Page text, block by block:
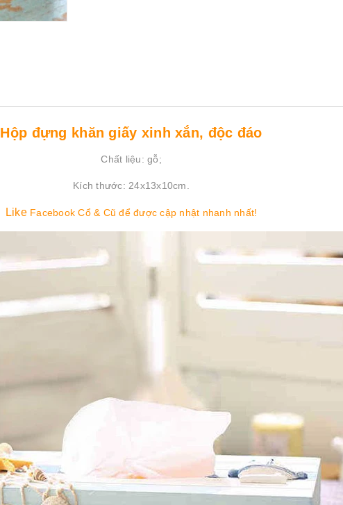
Hộp đựng khăn giấy xinh xắn, độc đáo
Chất liệu: gỗ;
Kích thước: 24x13x10cm.
Like Facebook Cổ & Cũ để được cập nhật nhanh nhất!